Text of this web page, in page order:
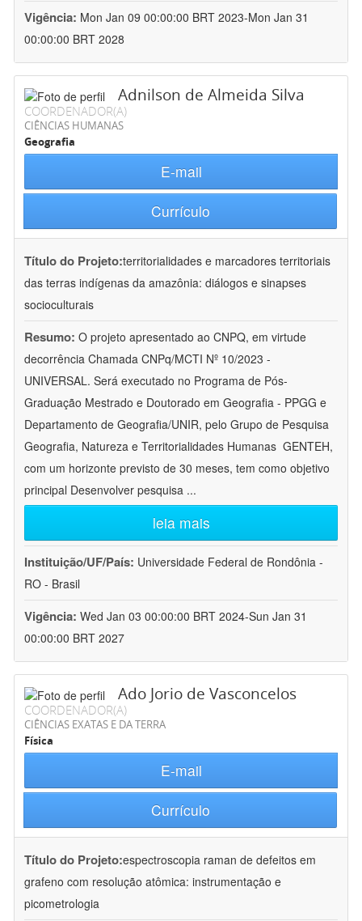
Vigência: Mon Jan 09 00:00:00 BRT 2023-Mon Jan 31
00:00:00 BRT 2028
Adnilson de Almeida Silva
COORDENADOR(A)
CIÊNCIAS HUMANAS
Geografia
E-mail
Currículo
Título do Projeto:territorialidades e marcadores territoriais
das terras indígenas da amazônia: diálogos e sinapses
socioculturais
Resumo: O projeto apresentado ao CNPQ, em virtude
decorrência Chamada CNPq/MCTI Nº 10/2023 -
UNIVERSAL. Será executado no Programa de Pós-
Graduação Mestrado e Doutorado em Geografia - PPGG e
Departamento de Geografia/UNIR, pelo Grupo de Pesquisa
Geografia, Natureza e Territorialidades Humanas  GENTEH,
com um horizonte previsto de 30 meses, tem como objetivo
principal Desenvolver pesquisa ...
leia mais
Instituição/UF/País: Universidade Federal de Rondônia -
RO - Brasil
Vigência: Wed Jan 03 00:00:00 BRT 2024-Sun Jan 31
00:00:00 BRT 2027
Ado Jorio de Vasconcelos
COORDENADOR(A)
CIÊNCIAS EXATAS E DA TERRA
Física
E-mail
Currículo
Título do Projeto:espectroscopia raman de defeitos em
grafeno com resolução atômica: instrumentação e
picometrologia